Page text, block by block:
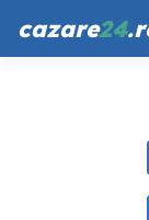
cazare24